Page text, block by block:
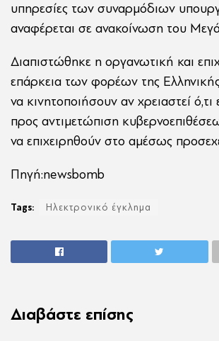
υπηρεσίες των συναρμόδιων
αναφέρεται σε ανακοίνωση του
Διαπιστώθηκε η οργανωτική και
επάρκεια των φορέων της
να κινητοποιήσουν αν χρειαστεί ό,τι
προς αντιμετώπιση
να επιχειρηθούν στο αμέσως
Πηγή:newsbomb
Tags: Ηλεκτρονικό έγκλημα
Διαβάστε επίσης